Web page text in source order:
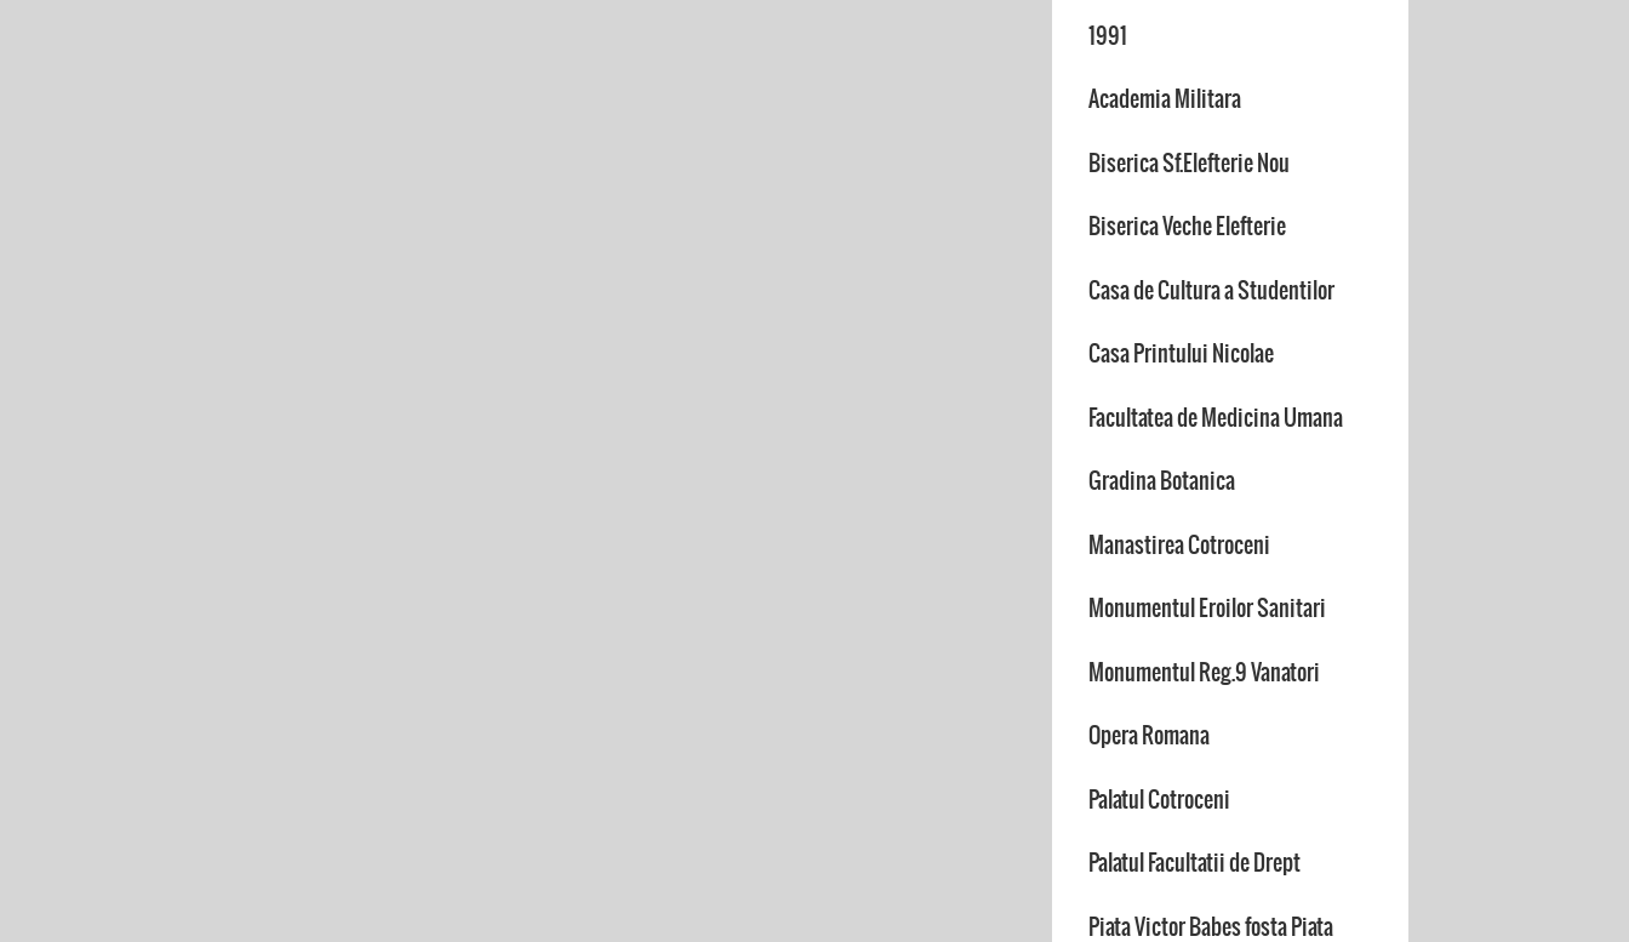
1991
Academia Militara
Biserica Sf.Elefterie Nou
Biserica Veche Elefterie
Casa de Cultura a Studentilor
Casa Printului Nicolae
Facultatea de Medicina Umana
Gradina Botanica
Manastirea Cotroceni
Monumentul Eroilor Sanitari
Monumentul Reg.9 Vanatori
Opera Romana
Palatul Cotroceni
Palatul Facultatii de Drept
Piata Victor Babes fosta Piata